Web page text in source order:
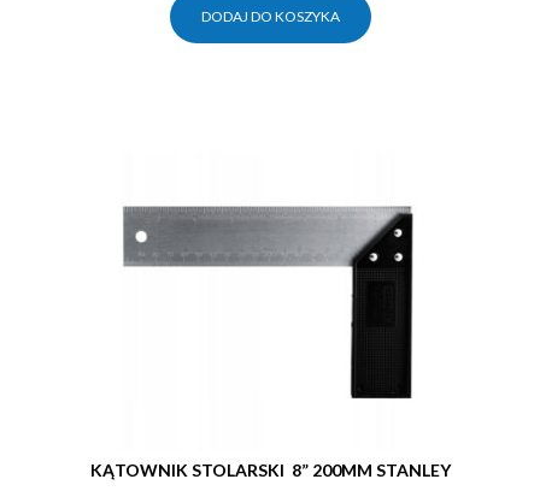
DODAJ DO KOSZYKA
KĄTOWNIK STOLARSKI 8” 200MM STANLEY